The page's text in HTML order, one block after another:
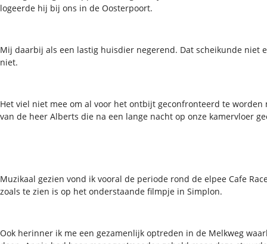
logeerde hij bij ons in de Oosterpoort.
Mij daarbij als een lastig huisdier negerend. Dat scheikunde niet
niet.
Het viel niet mee om al voor het ontbijt geconfronteerd te
van de heer Alberts die na een lange nacht op onze kamervloer
Muzikaal gezien vond ik vooral de periode rond de elpee Cafe
zoals te zien is op het onderstaande filmpje in Simplon.
Ook herinner ik me een gezamenlijk optreden in de Melkweg